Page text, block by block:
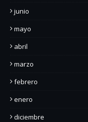
junio
mayo
abril
marzo
febrero
enero
diciembre